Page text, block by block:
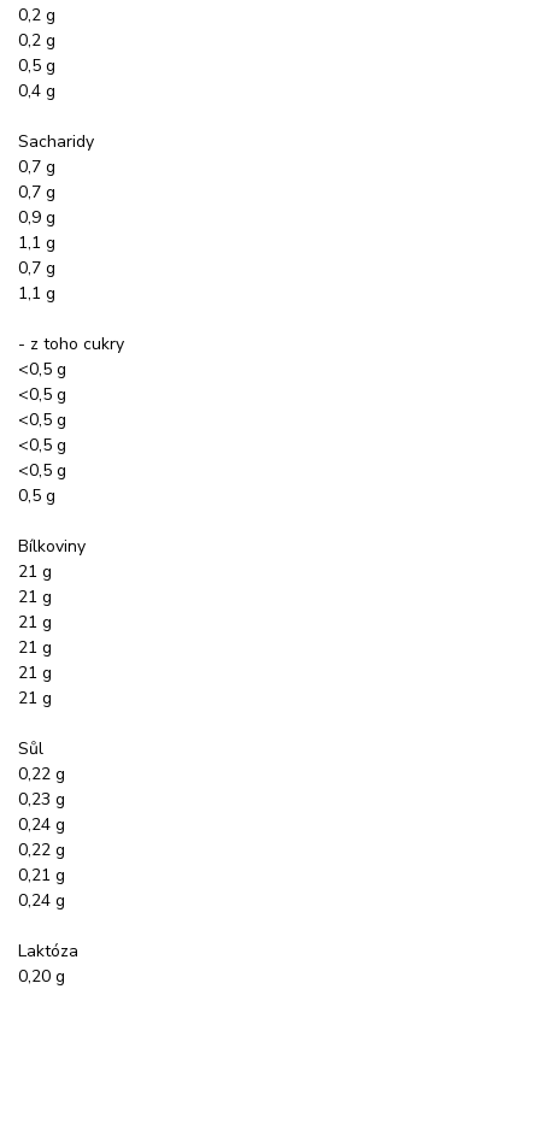
0,2 g
0,2 g
0,5 g
0,4 g
Sacharidy
0,7 g
0,7 g
0,9 g
1,1 g
0,7 g
1,1 g
- z toho cukry
<0,5 g
<0,5 g
<0,5 g
<0,5 g
<0,5 g
0,5 g
Bílkoviny
21 g
21 g
21 g
21 g
21 g
21 g
Sůl
0,22 g
0,23 g
0,24 g
0,22 g
0,21 g
0,24 g
Laktóza
0,20 g